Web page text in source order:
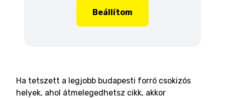
Beállítom
Ha tetszett a legjobb budapesti forró csokizós
helyek, ahol átmelegedhetsz cikk, akkor